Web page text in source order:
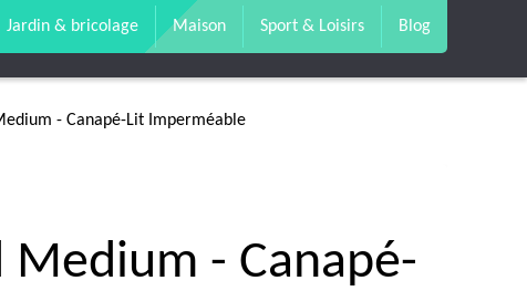
Jardin & bricolage Maison Sport & Loisirs Blog
- Canapé-Lit Imperméable
- Canapé-